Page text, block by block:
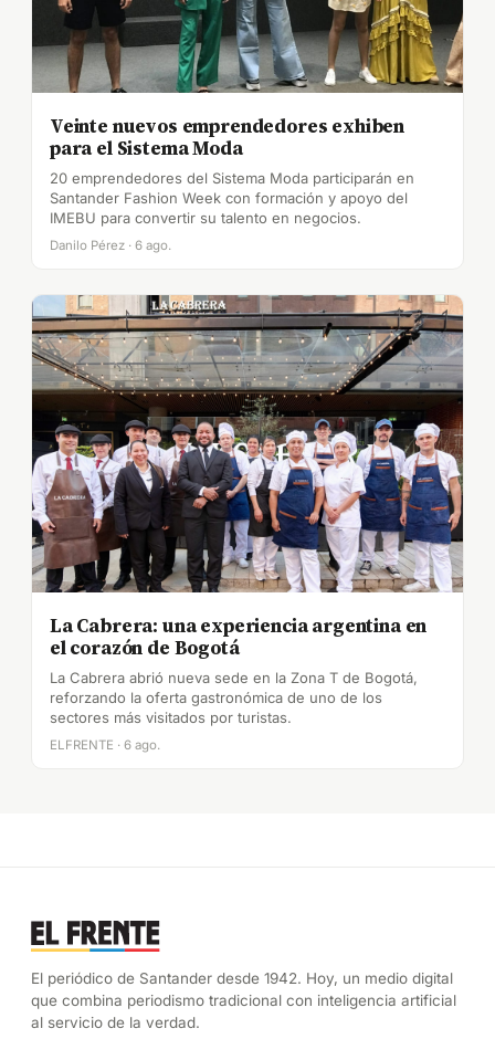
Veinte nuevos emprendedores exhiben
para el Sistema Moda
20 emprendedores del Sistema Moda participarán en
Santander Fashion Week con formación y apoyo del
IMEBU para convertir su talento en negocios.
Danilo Pérez · 6 ago.
La Cabrera: una experiencia argentina en
el corazón de Bogotá
La Cabrera abrió nueva sede en la Zona T de Bogotá,
reforzando la oferta gastronómica de uno de los
sectores más visitados por turistas.
ELFRENTE · 6 ago.
El periódico de Santander desde 1942. Hoy, un medio digital
que combina periodismo tradicional con inteligencia artificial
al servicio de la verdad.